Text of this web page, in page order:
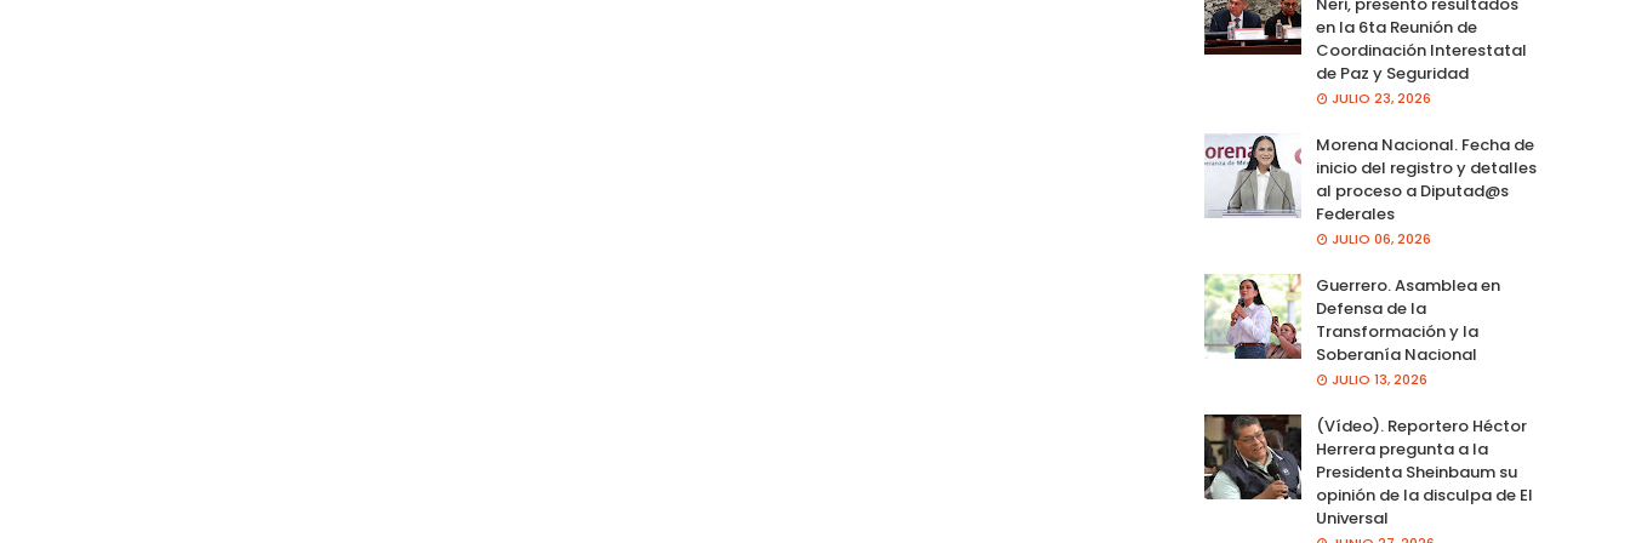
en la 6ta Reunión de
Coordinación Interestatal
de Paz y Seguridad
JULIO 23, 2026
Morena Nacional. Fecha de
inicio del registro y detalles
al proceso a Diputad@s
Federales
JULIO 06, 2026
Guerrero. Asamblea en
Defensa de la
Transformación y la
Soberanía Nacional
JULIO 13, 2026
(Vídeo). Reportero Héctor
Herrera pregunta a la
Presidenta Sheinbaum su
opinión de la disculpa de El
Universal